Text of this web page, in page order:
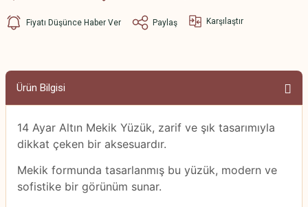
Fiyatı Düşünce Haber Ver Paylaş Karşılaştır
Ürün Bilgisi
14 Ayar Altın Mekik Yüzük, zarif ve şık tasarımıyla
dikkat çeken bir aksesuardır.
Mekik formunda tasarlanmış bu yüzük, modern ve
sofistike bir görünüm sunar.